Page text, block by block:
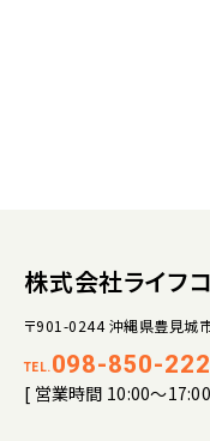
株式会社ライフ
〒901-0244 沖縄県豊見城
TEL. 098-850-
[ 営業時間 10:00～